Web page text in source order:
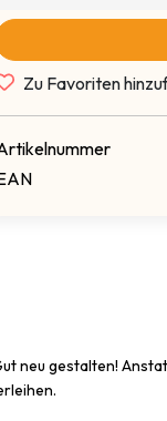
Zu Favoriten
neu gestalten!